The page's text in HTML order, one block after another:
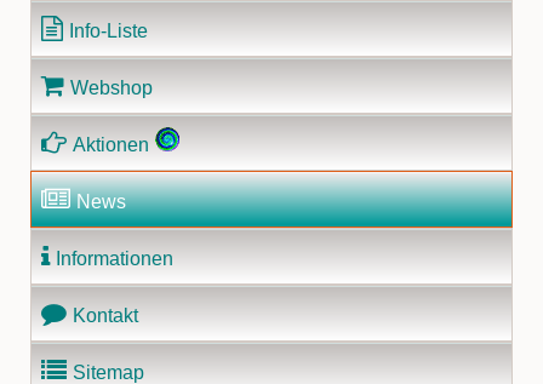
Info-Liste
Webshop
Aktionen
News
Informationen
Kontakt
Sitemap